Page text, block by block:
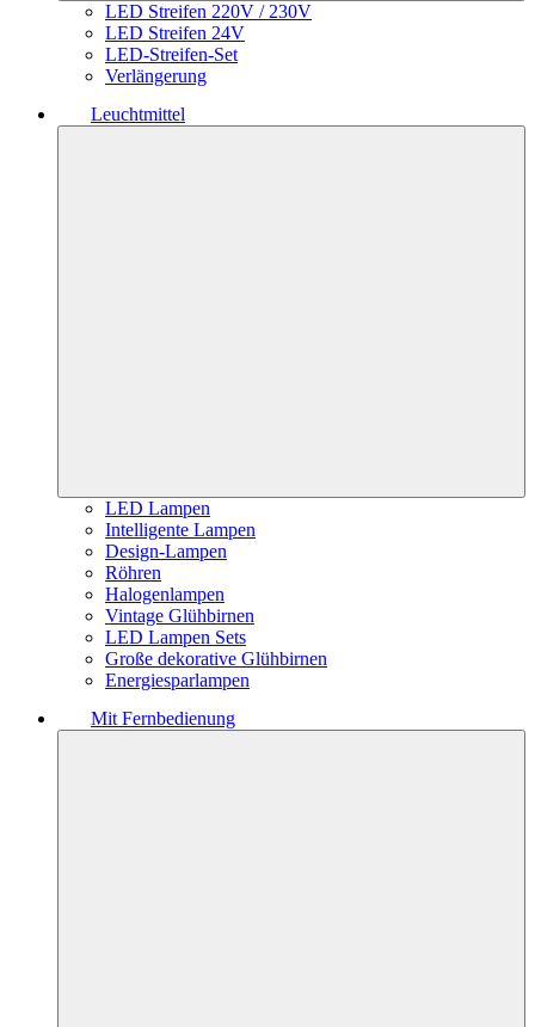
LED Streifen 220V / 230V
LED Streifen 24V
LED-Streifen-Set
Verlängerung
Leuchtmittel
LED Lampen
Intelligente Lampen
Design-Lampen
Röhren
Halogenlampen
Vintage Glühbirnen
LED Lampen Sets
Große dekorative Glühbirnen
Energiesparlampen
Mit Fernbedienung